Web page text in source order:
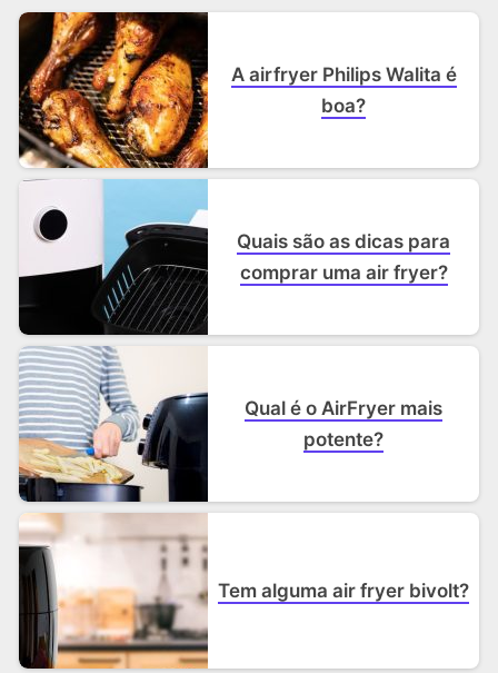
A airfryer Philips Walita é
boa?
Quais são as dicas para
comprar uma air fryer?
Qual é o AirFryer mais
potente?
Tem alguma air fryer bivolt?